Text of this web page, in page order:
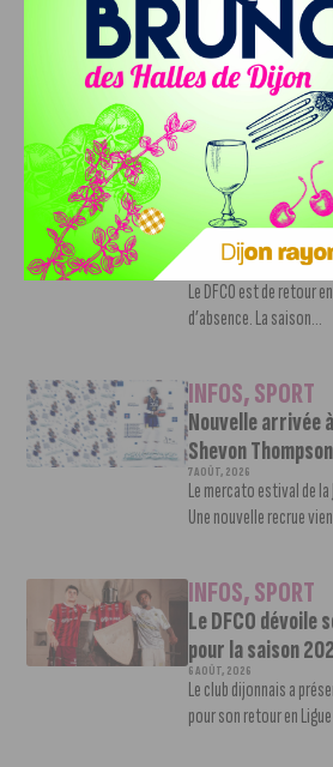
DFCO : RENCONTRE AVEC
L’ARTISAN DE LA MONTÉE EN
INFOS , SPORT
DFCO :
Deballon,
Ligue 2
Le DFCO est de retour
d’absence. La saison...
INFOS,SPORT
Nouvelle arrivée
Shevon
7 AOÛT, 2026
Le mercato estival de la
Une nouvelle recrue
INFOS,SPORT
Le DFCO dévoile
pour la saison
6 AOÛT, 2026
Le club dijonnais a
pour son retour en